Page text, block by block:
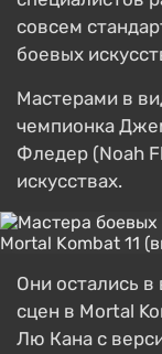
совсем
боевых
Мастерами в
чемпионка
Фледер (Noah
искусствах.
Они остались в
сцен в Mortal
Лю Кана с